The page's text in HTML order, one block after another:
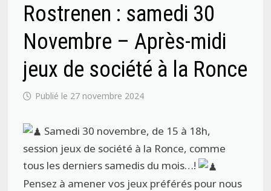
Rostrenen : samedi 30
Novembre – Après-midi
jeux de société à la Ronce
27 novembre 2024
Samedi 30 novembre, de 15 à 18h,
session jeux de société à la Ronce, comme
tous les derniers samedis du mois…!
Pensez à amener vos jeux préférés pour nous